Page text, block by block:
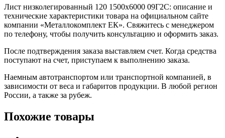
Лист низколегированный 120 1500х6000 09Г2С: описание и
технические характеристики товара на официальном сайте
компании «Металлокомплект ЕК». Свяжитесь с менеджером
по телефону, чтобы получить консультацию и оформить заказ.
После подтверждения заказа выставляем счет. Когда средства
поступают на счет, приступаем к выполнению заказа.
Наемным автотранспортом или транспортной компанией, в
зависимости от веса и габаритов продукции. В любой регион
России, а также за рубеж.
Похожие товары